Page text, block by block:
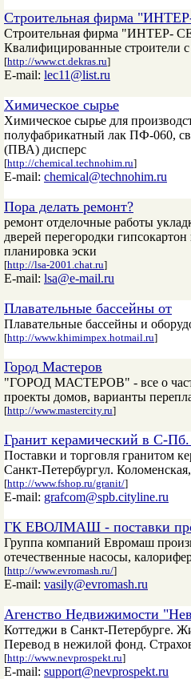
Строительная фирма
Строительная фирма "ИНТЕР-
Квалифицированные строители
[http://www.ct.dekras.ru]
E-mail: lec11@list.ru
Химическое сырье
Химическое сырье для
полуфабрикатный лак ПФ-060,
(ПВА) дисперс
[http://chemical.technohim.ru]
E-mail: chemical@technohim.ru
Пора делать ремонт?
ремонт отделочные работы
дверей перегородки
планировка эски
[http://lsa-2001.chat.ru]
E-mail: lsa@e-mail.ru
Плавательные бассейны от
Плавательные бассейны и
[http://www.khimimpex.hotmail.ru]
Город Мастеров
"ГОРОД МАСТЕРОВ" - все о
проекты домов, варианты
[http://www.mastercity.ru]
Гранит керамический в С-
Поставки и торговля гранитом
Санкт-Петербургул.
[http://www.fshop.ru/granit/]
E-mail: grafcom@spb.cityline.ru
ГК ЕВОЛМАШ - поставки
Группа компаний Евромаш
отечественные насосы,
[http://www.evromash.ru/]
E-mail: vasily@evromash.ru
Агенство Недвижимости
Коттеджи в Санкт-Петербурге.
Перевод в нежилой фонд.
[http://www.nevprospekt.ru]
E-mail: support@nevprospekt.ru